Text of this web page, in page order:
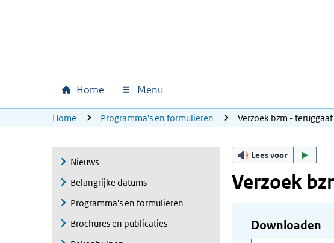
Hoofdnavigatie
Home Menu
U bevindt zich hier:
Home Programma's en formulieren Verzoek bzm -
Nieuws
Belangrijke datums
Programma's en formulieren
Brochures en publicaties
Lees voor
Verzoek
Downloaden